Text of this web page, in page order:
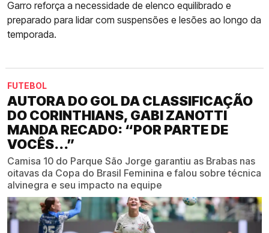
Garro reforça a necessidade de elenco equilibrado e
preparado para lidar com suspensões e lesões ao longo da
temporada.
FUTEBOL
AUTORA DO GOL DA CLASSIFICAÇÃO
DO CORINTHIANS, GABI ZANOTTI
MANDA RECADO: “POR PARTE DE
VOCÊS...”
Camisa 10 do Parque São Jorge garantiu as Brabas nas
oitavas da Copa do Brasil Feminina e falou sobre técnica
alvinegra e seu impacto na equipe